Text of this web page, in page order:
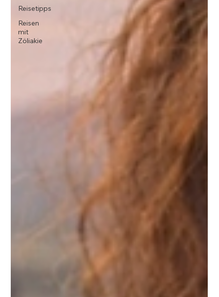
Reisetipps
Reisen
mit
Zöliakie